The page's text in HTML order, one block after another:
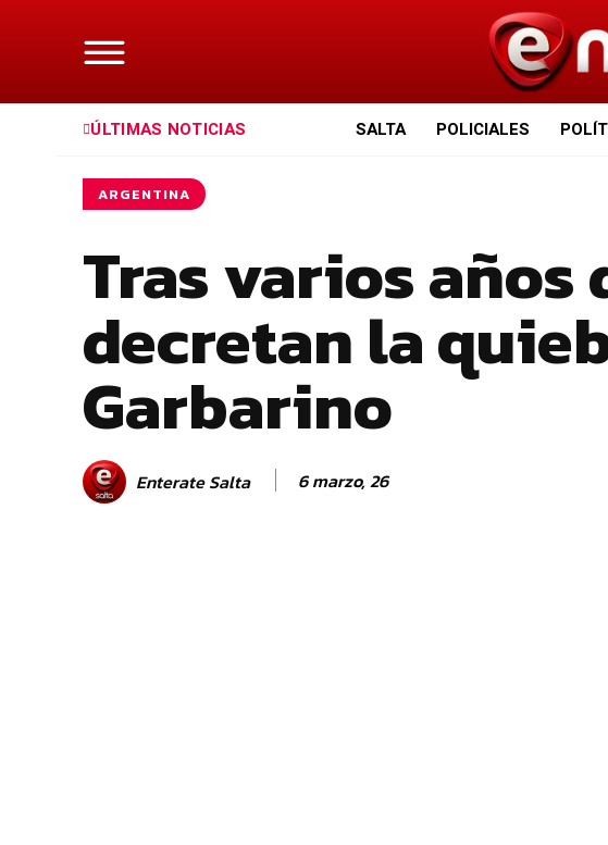
ÚLTIMAS NOTICIAS SALTA POLICIALES
ARGENTINA
Tras varios años
decretan la
Garbarino
Enterate Salta 6 marzo, 26